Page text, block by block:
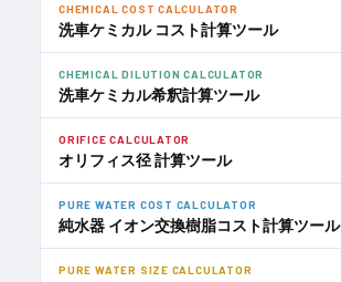
CHEMICAL COST CALCULATOR
洗車ケミカル コスト計算ツール
CHEMICAL DILUTION CALCULATOR
洗車ケミカル希釈計算ツール
ORIFICE CALCULATOR
オリフィス径 計算ツール
PURE WATER COST CALCULATOR
純水器 イオン交換樹脂コスト計算ツール
PURE WATER SIZE CALCULATOR